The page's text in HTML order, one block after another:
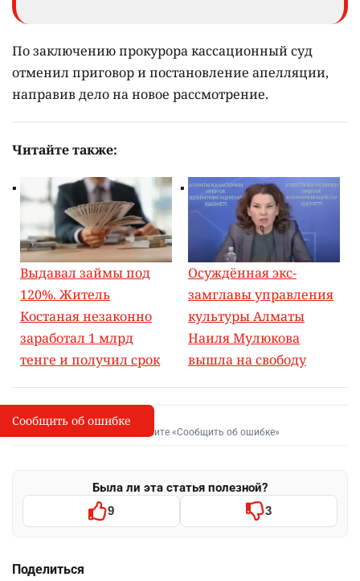
По заключению прокурора кассационный суд
отменил приговор и постановление апелляции,
направив дело на новое рассмотрение.
Читайте также:
Выдавал займы под
120%. Житель
Костаная незаконно
заработал 1 млрд
тенге и получил срок
Осуждённая экс-
замглавы управления
культуры Алматы
Наиля Мулюкова
вышла на свободу
I
Сообщить об опечатке
Выделите фрагмент и нажмите «Сообщить об ошибке»
Была ли эта статья полезной?
9 3
Поделиться
Сообщить об ошибке